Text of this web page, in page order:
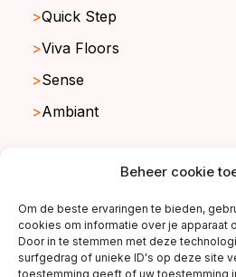
Beheer cookie
Om de beste ervaringen te bieden,
cookies om informatie over je apparaat
Door in te stemmen met deze
surfgedrag of unieke ID's op deze site
toestemming geeft of uw toestemming
Quick Step
Viva Floors
Sense
Ambiant